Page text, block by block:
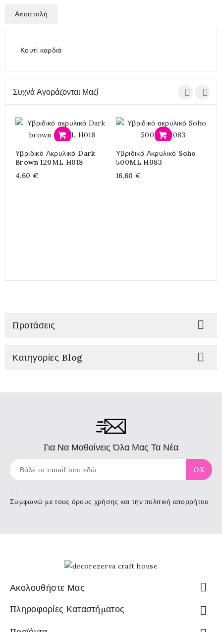
Αποστολή
Κουτί καρδιά
Συχνά Αγοράζονται Μαζί
Υβριδικό Ακρυλικό Dark
Brown 120ML H018
4,60 €
Υβριδικό Ακρυλικό Soho
500ML H083
16,60 €
Προτάσεις 
Κατηγορίες Blog 
Για Να Μαθαίνεις Όλα Μας Τα Νέα
Συμφωνώ με τους όρους χρήσης και την πολιτική απορρήτου
Ακολουθήστε Μας 
Πληροφορίες Καταστήματος 